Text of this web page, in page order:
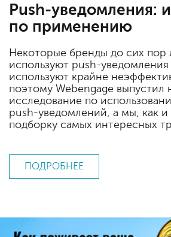
Push-уведомления:
по применению
Некоторые бренды до сих пор
используют push-
используют крайне
поэтому Webengage выпустил
исследование по
push-уведомлений, а мы, как и
подборку самых интересных
ПОДРОБНЕЕ